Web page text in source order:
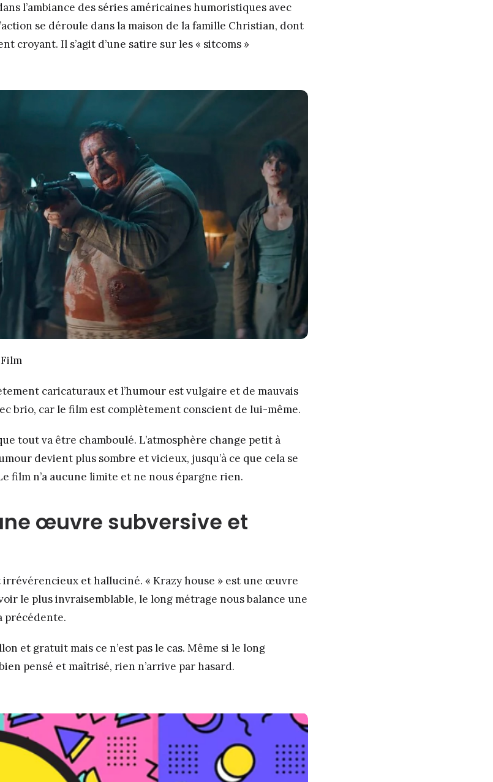
l’ambiance des séries américaines humoristiques avec
se déroule dans la maison de la famille Christian, dont
croyant. Il s’agit d’une satire sur les « sitcoms »
caricaturaux et l’humour est vulgaire et de mauvais
brio, car le film est complètement conscient de lui-même.
tout va être chamboulé. L’atmosphère change petit à
devient plus sombre et vicieux, jusqu’à ce que cela se
film n’a aucune limite et ne nous épargne rien.
œuvre subversive et
irrévérencieux et halluciné. « Krazy house » est une œuvre
le plus invraisemblable, le long métrage nous balance une
précédente.
et gratuit mais ce n’est pas le cas. Même si le long
pensé et maîtrisé, rien n’arrive par hasard.